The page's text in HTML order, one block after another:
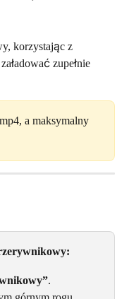
korzystając z
zupełnie
a maksymalny
.